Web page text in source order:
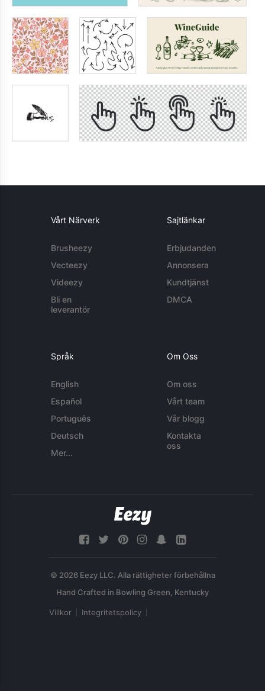
Vårt Närverk
Brusheezy
Vecteezy
Videezy
Bli en
leverantör
Sajtlänkar
Erbjudanden
Annonsera
Kundtjänst
DMCA
Språk
English
Español
Português
Deutsch
Mer...
Om Oss
Om oss
Vårt team
Vår blogg
Kontakta
oss
© 2026 Eezy LLC. Alla rättigheter förbehållna
Villkor Integritetspolicy